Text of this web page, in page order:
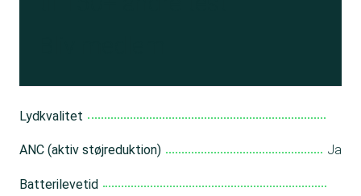
Lydkvalitet
ANC (aktiv støjreduktion) Ja
Batterilevetid